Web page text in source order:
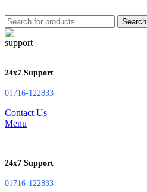
Search
24x7 Support
01716-122833
Contact Us
Menu
24x7 Support
01716-122833